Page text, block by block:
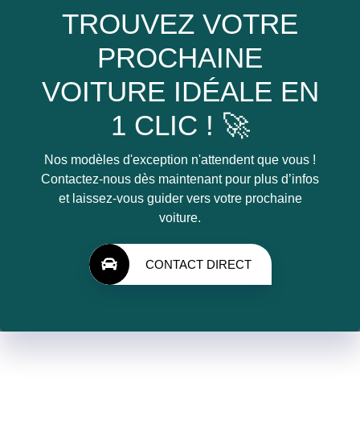
TROUVEZ VOTRE
PROCHAINE
VOITURE IDÉALE EN
1 CLIC ! 🚀
Nos modèles d'exception n'attendent que vous !
Contactez-nous dès maintenant pour plus d’infos
et laissez-vous guider vers votre prochaine
voiture.
CONTACT DIRECT